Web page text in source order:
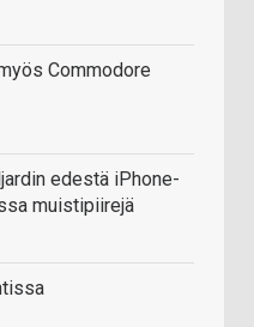
Commodore
edestä iPhone-
muistipiirejä